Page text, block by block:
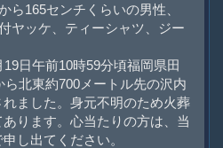
ら165センチくらいの男性、
ヤッケ、ティーシャツ、ジー
19日午前10時59分頃福岡県田
ら北東約700メートル先の沢内
ました。身元不明のため火葬
ります。心当たりの方は、当
し出てください。